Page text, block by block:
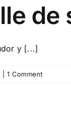
de
y [...]
1 Comment